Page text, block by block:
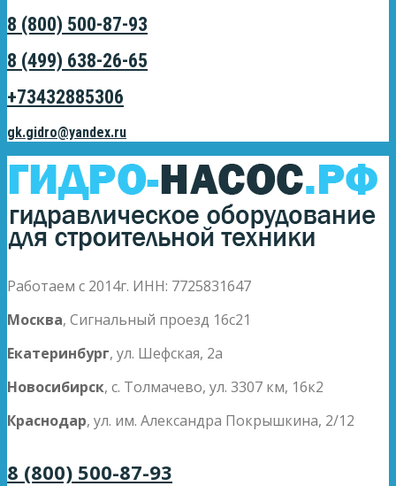
8 (800) 500-87-93
8 (499) 638-26-65
+73432885306
gk.gidro@yandex.ru
Работаем с 2014г. ИНН: 7725831647
Москва, Сигнальный проезд 16с21
Екатеринбург, ул. Шефская, 2а
Новосибирск, с. Толмачево, ул. 3307 км, 16к2
Краснодар, ул. им. Александра Покрышкина, 2/12
8 (800) 500-87-93